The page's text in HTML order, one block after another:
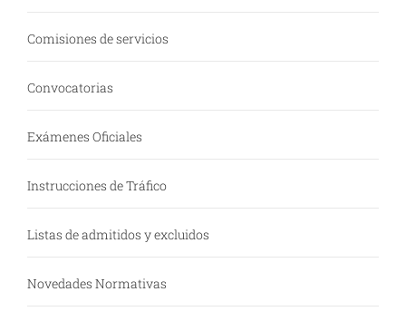
Comisiones de servicios
Convocatorias
Exámenes Oficiales
Instrucciones de Tráfico
Listas de admitidos y excluidos
Novedades Normativas